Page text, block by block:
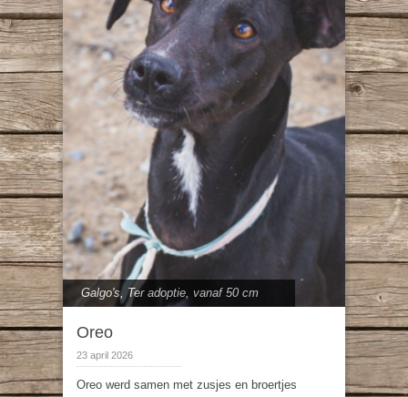
Galgo's, Ter adoptie, vanaf 50 cm
Oreo
23 april 2026
Oreo werd samen met zusjes en broertjes